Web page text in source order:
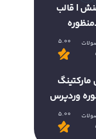
| قالب
5.00
5.00